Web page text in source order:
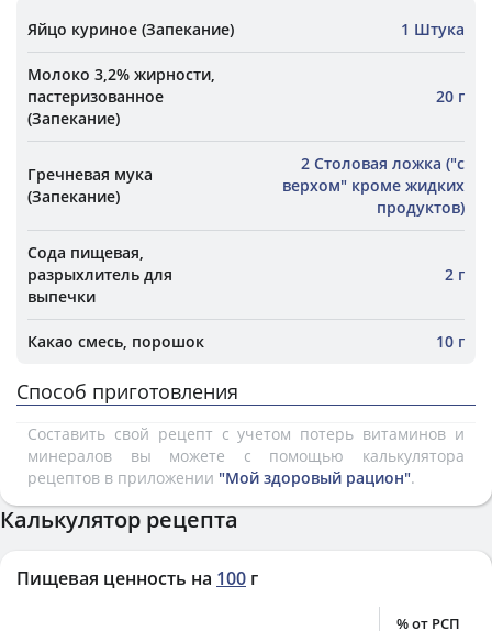
Яйцо куриное (Запекание) 1 Штука
Молоко 3,2% жирности,
пастеризованное
(Запекание)
20 г
Гречневая мука
(Запекание)
2 Столовая ложка ("с
верхом" кроме жидких
продуктов)
Сода пищевая,
разрыхлитель для
выпечки
2 г
Какао смесь, порошок 10 г
Способ приготовления
Составить свой рецепт с учетом потерь витаминов и
минералов вы можете с помощью калькулятора
рецептов в приложении "Мой здоровый рацион".
Калькулятор рецепта
Пищевая ценность на 100 г
% от РСП